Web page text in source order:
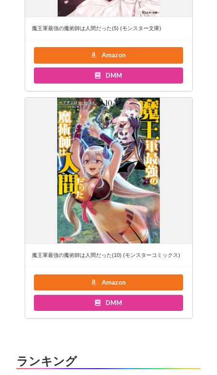
魔王軍最強の魔術師は人間だった(5) (モンスター文庫)
Amazon
DMM
魔王軍最強の魔術師は人間だった(10) (モンスターコミックス)
Amazon
DMM
ランキング